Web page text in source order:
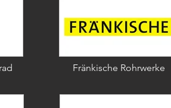
Fränkische Rohrwerke